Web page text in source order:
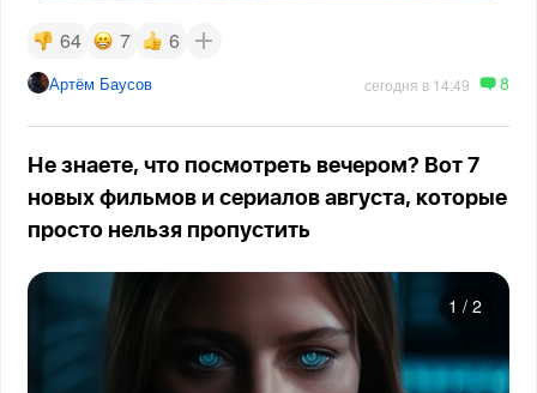
64 7 6
Артём Баусов сегодня в 14:49 8
Не знаете, что посмотреть вечером? Вот 7
новых фильмов и сериалов августа, которые
просто нельзя пропустить
1 / 2